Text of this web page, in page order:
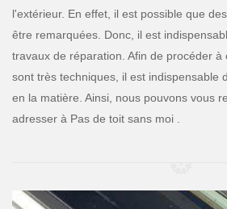
l'extérieur. En effet, il est possible que
être remarquées. Donc, il est
travaux de réparation. Afin de procéder à
sont très techniques, il est indispensable
en la matière. Ainsi, nous pouvons vous
adresser à Pas de toit sans moi .